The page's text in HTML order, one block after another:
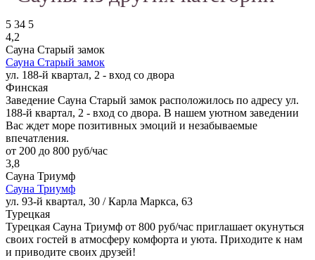
5 34 5
4,2
Сауна Старый замок
Сауна Старый замок
ул. 188-й квартал, 2 - вход со двора
Финская
Заведение Сауна Старый замок расположилось по адресу ул.
188-й квартал, 2 - вход со двора. В нашем уютном заведении
Вас ждет море позитивных эмоций и незабываемые
впечатления.
от 200 до 800 руб/час
3,8
Сауна Триумф
Сауна Триумф
ул. 93-й квартал, 30 / Карла Маркса, 63
Турецкая
Турецкая Сауна Триумф от 800 руб/час приглашает окунуться
своих гостей в атмосферу комфорта и уюта. Приходите к нам
и приводите своих друзей!